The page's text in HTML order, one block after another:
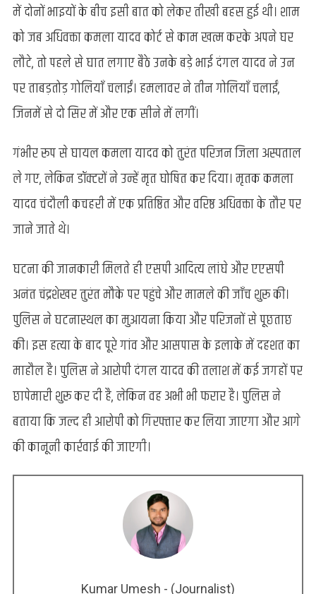
में दोनों भाइयों के बीच इसी बात को लेकर तीखी बहस हुई थी। शाम
को जब अधिवक्ता कमला यादव कोर्ट से काम खत्म करके अपने घर
लौटे, तो पहले से घात लगाए बैठे उनके बड़े भाई दंगल यादव ने उन
पर ताबड़तोड़ गोलियाँ चलाईं। हमलावर ने तीन गोलियाँ चलाईं,
जिनमें से दो सिर में और एक सीने में लगीं।
गंभीर रूप से घायल कमला यादव को तुरंत परिजन जिला अस्पताल
ले गए, लेकिन डॉक्टरों ने उन्हें मृत घोषित कर दिया। मृतक कमला
यादव चंदौली कचहरी में एक प्रतिष्ठित और वरिष्ठ अधिवक्ता के तौर पर
जाने जाते थे।
घटना की जानकारी मिलते ही एसपी आदित्य लांघे और एएसपी
अनंत चंद्रशेखर तुरंत मौके पर पहुंचे और मामले की जाँच शुरू की।
पुलिस ने घटनास्थल का मुआयना किया और परिजनों से पूछताछ
की। इस हत्या के बाद पूरे गांव और आसपास के इलाके में दहशत का
माहौल है। पुलिस ने आरोपी दंगल यादव की तलाश में कई जगहों पर
छापेमारी शुरू कर दी है, लेकिन वह अभी भी फरार है। पुलिस ने
बताया कि जल्द ही आरोपी को गिरफ्तार कर लिया जाएगा और आगे
की कानूनी कार्रवाई की जाएगी।
Kumar Umesh - (Journalist)